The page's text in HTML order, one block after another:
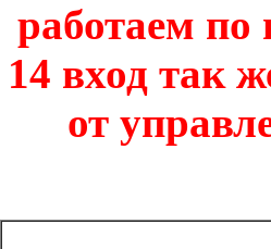
работаем по
14 вход так
от